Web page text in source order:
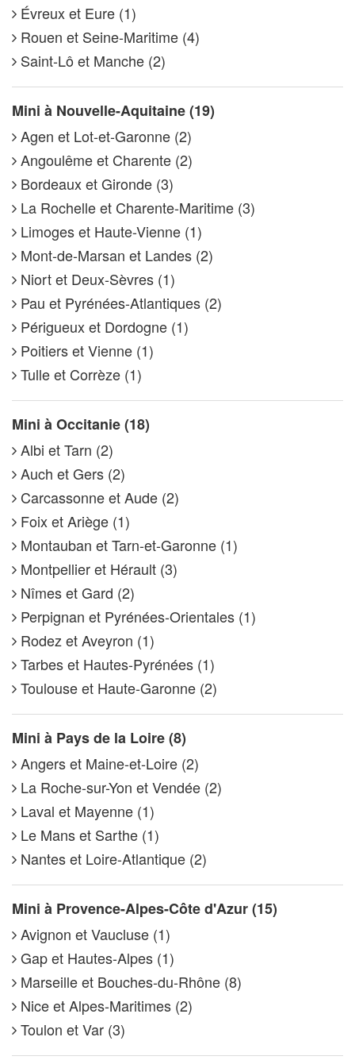
Évreux et Eure (1)
Rouen et Seine-Maritime (4)
Saint-Lô et Manche (2)
Mini à Nouvelle-Aquitaine (19)
Agen et Lot-et-Garonne (2)
Angoulême et Charente (2)
Bordeaux et Gironde (3)
La Rochelle et Charente-Maritime (3)
Limoges et Haute-Vienne (1)
Mont-de-Marsan et Landes (2)
Niort et Deux-Sèvres (1)
Pau et Pyrénées-Atlantiques (2)
Périgueux et Dordogne (1)
Poitiers et Vienne (1)
Tulle et Corrèze (1)
Mini à Occitanie (18)
Albi et Tarn (2)
Auch et Gers (2)
Carcassonne et Aude (2)
Foix et Ariège (1)
Montauban et Tarn-et-Garonne (1)
Montpellier et Hérault (3)
Nîmes et Gard (2)
Perpignan et Pyrénées-Orientales (1)
Rodez et Aveyron (1)
Tarbes et Hautes-Pyrénées (1)
Toulouse et Haute-Garonne (2)
Mini à Pays de la Loire (8)
Angers et Maine-et-Loire (2)
La Roche-sur-Yon et Vendée (2)
Laval et Mayenne (1)
Le Mans et Sarthe (1)
Nantes et Loire-Atlantique (2)
Mini à Provence-Alpes-Côte d'Azur (15)
Avignon et Vaucluse (1)
Gap et Hautes-Alpes (1)
Marseille et Bouches-du-Rhône (8)
Nice et Alpes-Maritimes (2)
Toulon et Var (3)